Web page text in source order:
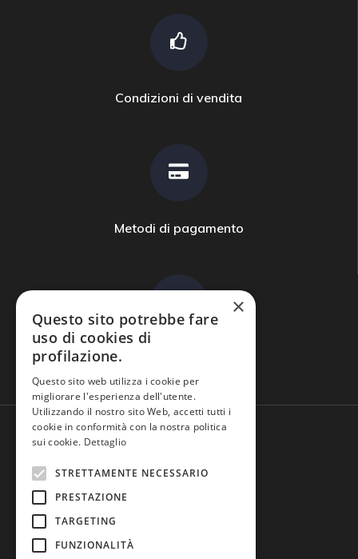
Condizioni di vendita
Metodi di pagamento
Domande frequenti
×
Questo sito potrebbe fare
uso di cookies di
profilazione.
Questo sito web utilizza i cookie per
migliorare l'esperienza dell'utente.
Utilizzando il nostro sito Web, accetti tutti i
cookie in conformità con la nostra politica
sui cookie. Dettaglio
STRETTAMENTE NECESSARIO
PRESTAZIONE
TARGETING
FUNZIONALITÀ